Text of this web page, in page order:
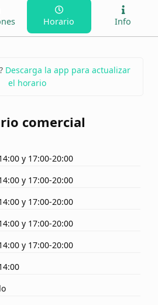
Horario Info
Descarga la app para actualizar
el horario
comercial
y 17:00-20:00
y 17:00-20:00
y 17:00-20:00
y 17:00-20:00
y 17:00-20:00